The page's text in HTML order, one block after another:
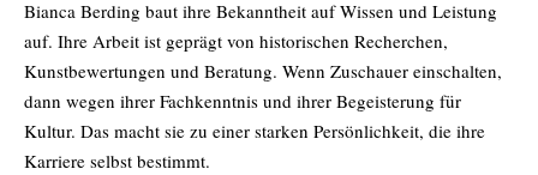
Bianca Berding baut ihre Bekanntheit auf Wissen und Leistung
auf. Ihre Arbeit ist geprägt von historischen Recherchen,
Kunstbewertungen und Beratung. Wenn Zuschauer einschalten,
dann wegen ihrer Fachkenntnis und ihrer Begeisterung für
Kultur. Das macht sie zu einer starken Persönlichkeit, die ihre
Karriere selbst bestimmt.